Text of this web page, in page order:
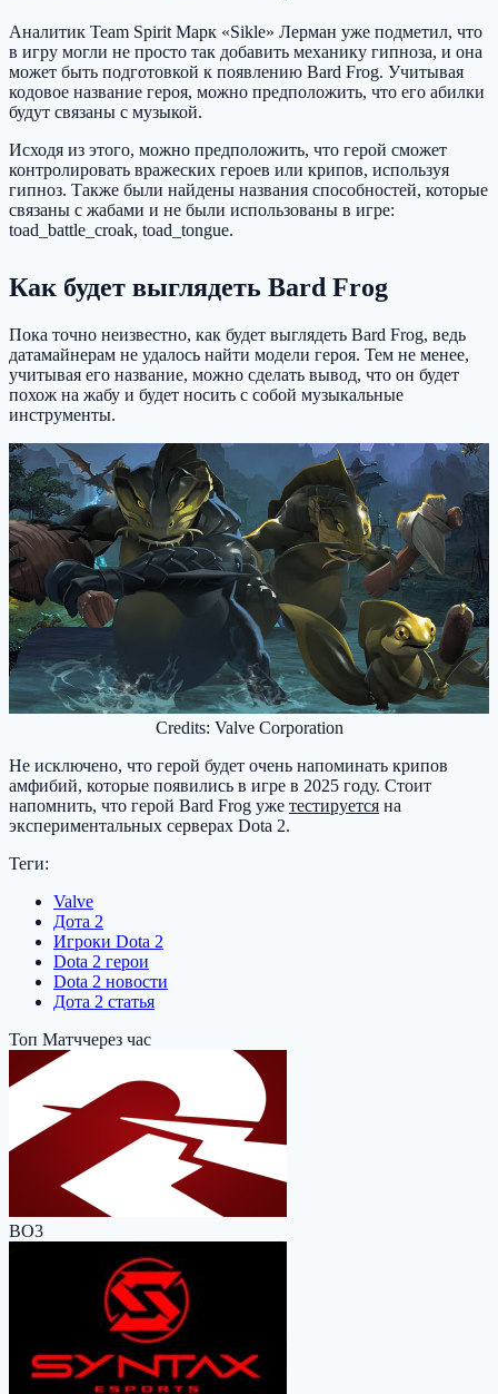
Аналитик Team Spirit Марк «Sikle» Лерман уже подметил, что
в игру могли не просто так добавить механику гипноза, и она
может быть подготовкой к появлению Bard Frog. Учитывая
кодовое название героя, можно предположить, что его абилки
будут связаны с музыкой.
Исходя из этого, можно предположить, что герой сможет
контролировать вражеских героев или крипов, используя
гипноз. Также были найдены названия способностей, которые
связаны с жабами и не были использованы в игре:
toad_battle_croak, toad_tongue.
Как будет выглядеть Bard Frog
Пока точно неизвестно, как будет выглядеть Bard Frog, ведь
датамайнерам не удалось найти модели героя. Тем не менее,
учитывая его название, можно сделать вывод, что он будет
похож на жабу и будет носить с собой музыкальные
инструменты.
Credits: Valve Corporation
Не исключено, что герой будет очень напоминать крипов
амфибий, которые появились в игре в 2025 году. Стоит
напомнить, что герой Bard Frog уже тестируется на
экспериментальных серверах Dota 2.
Теги:
Valve
Дота 2
Игроки Dota 2
Dota 2 герои
Dota 2 новости
Дота 2 статья
Топ Матччерез час
BO3